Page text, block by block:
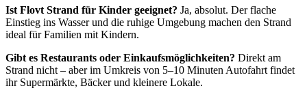
Ist Flovt Strand für Kinder geeignet? Ja, absolut. Der flache
Einstieg ins Wasser und die ruhige Umgebung machen den Strand
ideal für Familien mit Kindern.
Gibt es Restaurants oder Einkaufsmöglichkeiten? Direkt am
Strand nicht – aber im Umkreis von 5–10 Minuten Autofahrt findet
ihr Supermärkte, Bäcker und kleinere Lokale.